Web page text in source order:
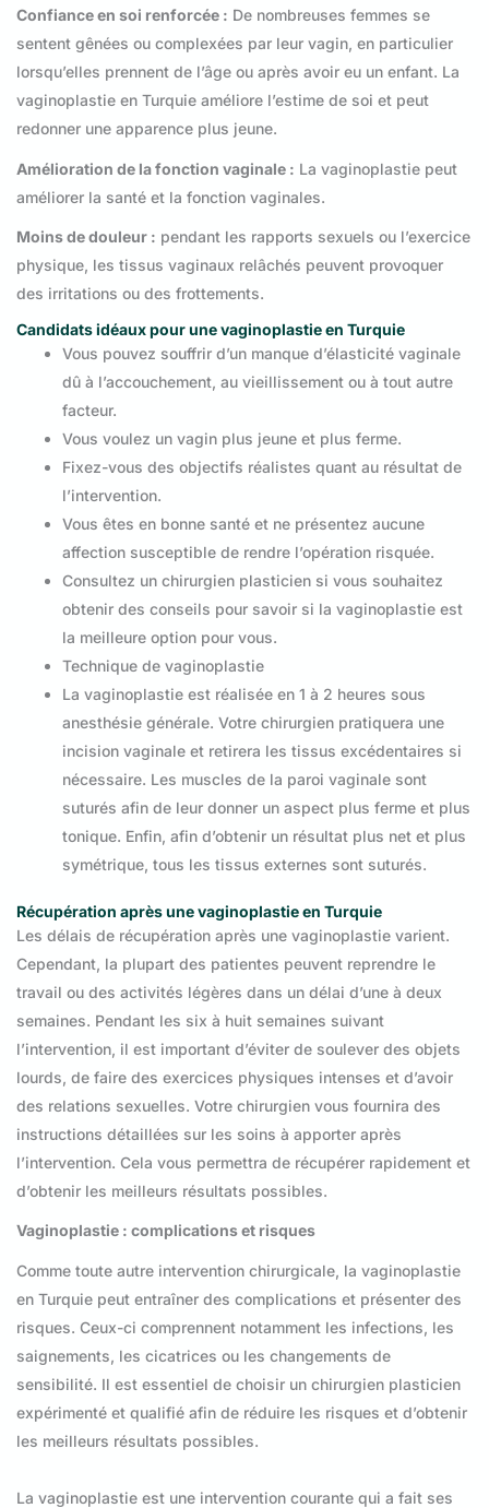
Confiance en soi renforcée : De nombreuses femmes se
sentent gênées ou complexées par leur vagin, en particulier
lorsqu’elles prennent de l’âge ou après avoir eu un enfant. La
vaginoplastie en Turquie améliore l’estime de soi et peut
redonner une apparence plus jeune.
Amélioration de la fonction vaginale : La vaginoplastie peut
améliorer la santé et la fonction vaginales.
Moins de douleur : pendant les rapports sexuels ou l’exercice
physique, les tissus vaginaux relâchés peuvent provoquer
des irritations ou des frottements.
Candidats idéaux pour une vaginoplastie en Turquie
Vous pouvez souffrir d’un manque d’élasticité vaginale
dû à l’accouchement, au vieillissement ou à tout autre
facteur.
Vous voulez un vagin plus jeune et plus ferme.
Fixez-vous des objectifs réalistes quant au résultat de
l’intervention.
Vous êtes en bonne santé et ne présentez aucune
affection susceptible de rendre l’opération risquée.
Consultez un chirurgien plasticien si vous souhaitez
obtenir des conseils pour savoir si la vaginoplastie est
la meilleure option pour vous.
Technique de vaginoplastie
La vaginoplastie est réalisée en 1 à 2 heures sous
anesthésie générale. Votre chirurgien pratiquera une
incision vaginale et retirera les tissus excédentaires si
nécessaire. Les muscles de la paroi vaginale sont
suturés afin de leur donner un aspect plus ferme et plus
tonique. Enfin, afin d’obtenir un résultat plus net et plus
symétrique, tous les tissus externes sont suturés.
Récupération après une vaginoplastie en Turquie
Les délais de récupération après une vaginoplastie varient.
Cependant, la plupart des patientes peuvent reprendre le
travail ou des activités légères dans un délai d’une à deux
semaines. Pendant les six à huit semaines suivant
l’intervention, il est important d’éviter de soulever des objets
lourds, de faire des exercices physiques intenses et d’avoir
des relations sexuelles. Votre chirurgien vous fournira des
instructions détaillées sur les soins à apporter après
l’intervention. Cela vous permettra de récupérer rapidement et
d’obtenir les meilleurs résultats possibles.
Vaginoplastie : complications et risques
Comme toute autre intervention chirurgicale, la vaginoplastie
en Turquie peut entraîner des complications et présenter des
risques. Ceux-ci comprennent notamment les infections, les
saignements, les cicatrices ou les changements de
sensibilité. Il est essentiel de choisir un chirurgien plasticien
expérimenté et qualifié afin de réduire les risques et d’obtenir
les meilleurs résultats possibles.
La vaginoplastie est une intervention courante qui a fait ses